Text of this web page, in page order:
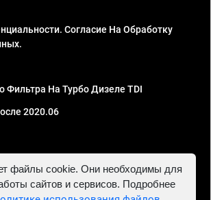
Согласие На Обработку
Фильтра На Турбо Дизеле TDI
2020.06
Павлович. ИНН 781302555843,
файлы cookie. Они необходимы для
сайтов и сервисов. Подробнее